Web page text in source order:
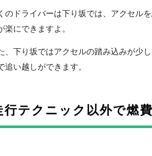
のドライバーは下り坂では、アクセル
楽にできますよ。
、下り坂ではアクセルの踏み込みが少
追い越しができます。
行テクニック以外で燃